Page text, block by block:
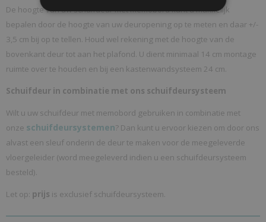
De hoogte van uw schuifdeur met memobord kunt u makkelijk
bepalen door de hoogte van uw deuropening op te meten en daar +/-
3,5 cm bij op te tellen. Houd wel rekening met de hoogte van de
bovenkant deur tot aan het plafond. U dient minimaal 14 cm montage
ruimte over te houden en bij een kastenwandsysteem 24 cm.
Schuifdeur in combinatie met ons schuifdeursysteem
Wilt u uw schuifdeur met memobord gebruiken in combinatie met
onze schuifdeursystemen? Dan kunt u ervoor kiezen om door ons
alvast een sleuf onderin de deur te maken voor de meegeleverde
vloergeleider (word meegeleverd indien u een schuifdeursysteem
besteld).
Let op: prijs is exclusief schuifdeursysteem.